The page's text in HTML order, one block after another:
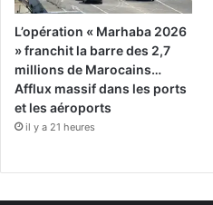
L’opération « Marhaba 2026
» franchit la barre des 2,7
millions de Marocains…
Afflux massif dans les ports
et les aéroports
il y a 21 heures